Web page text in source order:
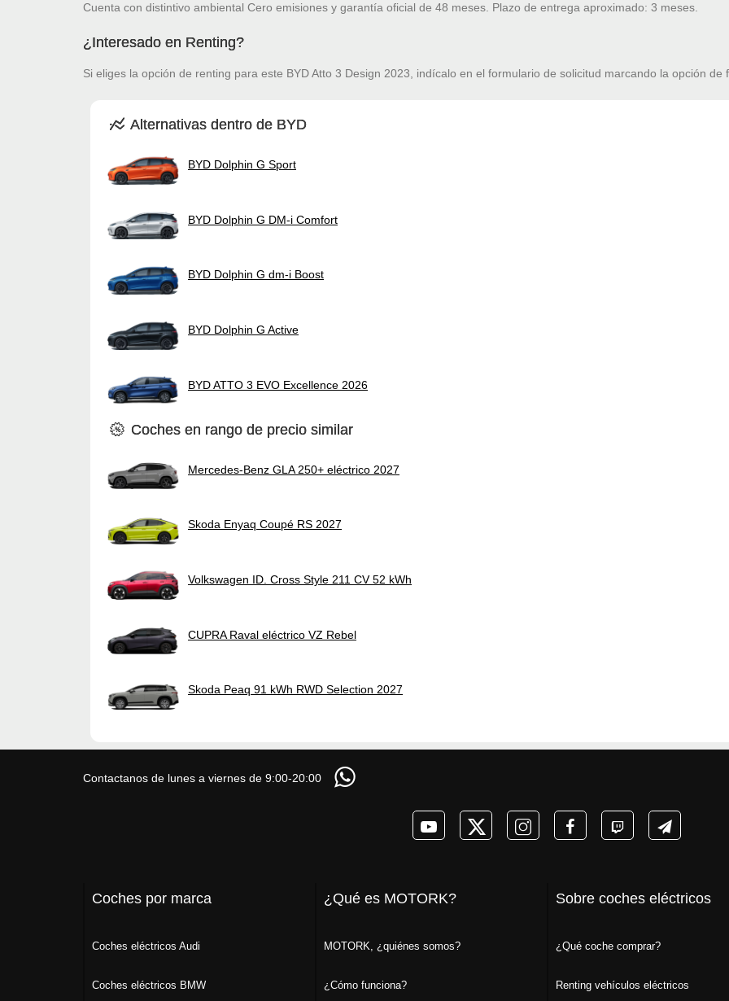
Cuenta con distintivo ambiental Cero emisiones y garantía oficial de 48 meses. Plazo de entrega aproximado: 3 meses.
¿Interesado en Renting?
Si eliges la opción de renting para este BYD Atto 3 Design 2023, indícalo en el formulario de solicitud marcando la opción de
Alternativas dentro de BYD
BYD Dolphin G Sport
BYD Dolphin G DM-i Comfort
BYD Dolphin G dm-i Boost
BYD Dolphin G Active
BYD ATTO 3 EVO Excellence 2026
Coches en rango de precio similar
Mercedes-Benz GLA 250+ eléctrico 2027
Skoda Enyaq Coupé RS 2027
Volkswagen ID. Cross Style 211 CV 52 kWh
CUPRA Raval eléctrico VZ Rebel
Skoda Peaq 91 kWh RWD Selection 2027
Contactanos de lunes a viernes de 9:00-20:00
Coches por marca
Coches eléctricos Audi
Coches eléctricos BMW
¿Qué es MOTORK?
MOTORK, ¿quiénes somos?
¿Cómo funciona?
Sobre coches eléctricos
¿Qué coche comprar?
Renting vehículos eléctricos